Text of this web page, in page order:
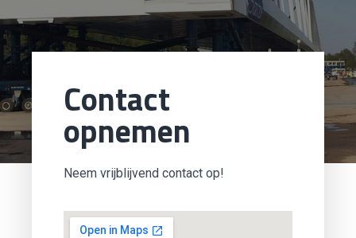
Contact
opnemen
Neem vrijblijvend contact op!